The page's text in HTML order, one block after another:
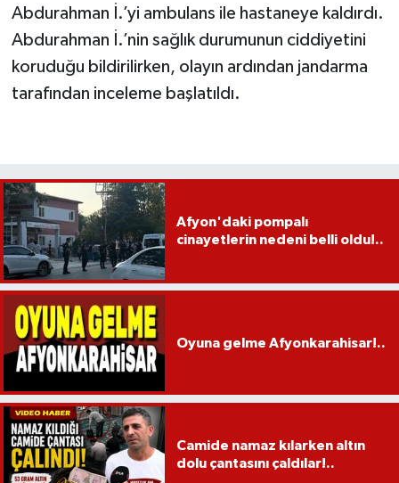
Abdurahman İ.’yi ambulans ile hastaneye kaldırdı.
Abdurahman İ.’nin sağlık durumunun ciddiyetini
koruduğu bildirilirken, olayın ardından jandarma
tarafından inceleme başlatıldı.
Afyon'daki pompalı
cinayetlerin nedeni belli oldu!..
Oyuna gelme Afyonkarahisar!..
Camide namaz kılarken altın
dolu çantasını çaldılar!..